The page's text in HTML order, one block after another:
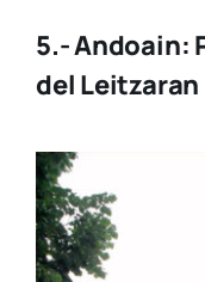
5.- Andoain:
del Leitzaran